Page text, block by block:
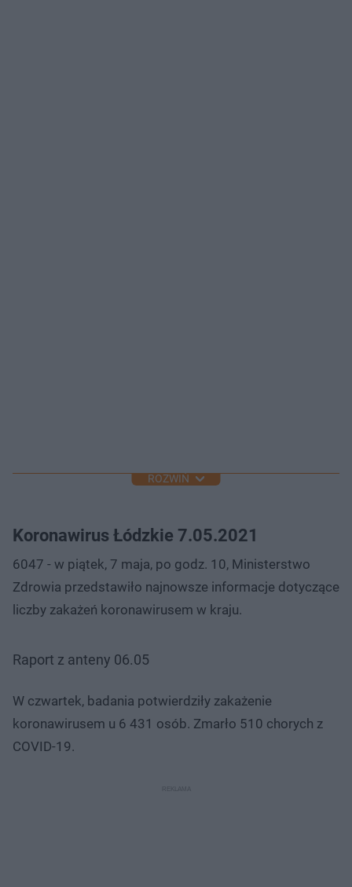
ROZWIŃ
Koronawirus Łódzkie 7.05.2021
6047 - w piątek, 7 maja, po godz. 10, Ministerstwo
Zdrowia przedstawiło najnowsze informacje dotyczące
liczby zakażeń koronawirusem w kraju.
Raport z anteny 06.05
W czwartek, badania potwierdziły zakażenie
koronawirusem u 6 431 osób. Zmarło 510 chorych z
COVID-19.